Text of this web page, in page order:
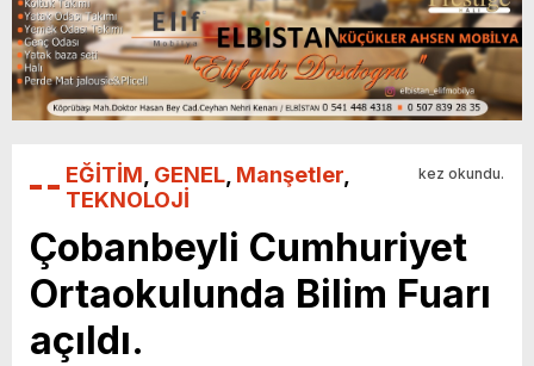
EĞİTİM GENEL Manşetler
TEKNOLOJİ
kez okundu.
Çobanbeyli Cumhuriyet
Ortaokulunda Bilim Fuarı
açıldı.